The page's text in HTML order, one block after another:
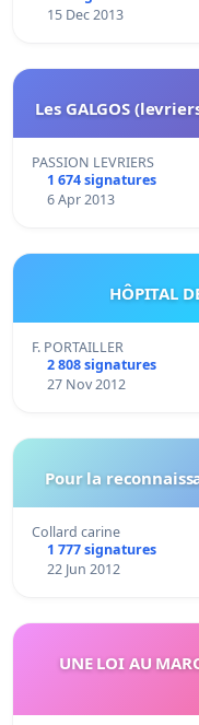
15 Dec 2013
Les GALGOS
PASSION LEVRIERS
1 674 signatures
6 Apr 2013
HÔPITAL
F. PORTAILLER
2 808 signatures
27 Nov 2012
Pour la
Collard carine
1 777 signatures
22 Jun 2012
UNE LOI AU